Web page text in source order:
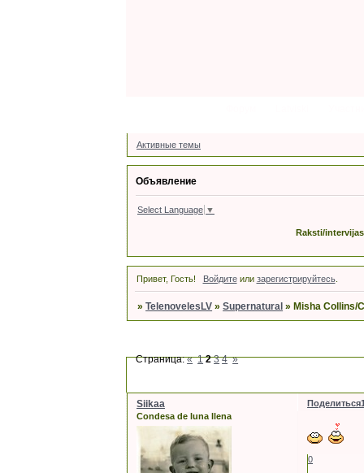
Активные темы
Объявление
Select Language ▼
Raksti/
Привет, Гость! Войдитеили зарегистрируйтесь.
»TelenovelesLV »Supernatural » Misha Collins/
Страница:« 1 2 3 4 »
Поделиться
Siikaa
Condesa de luna llena
0